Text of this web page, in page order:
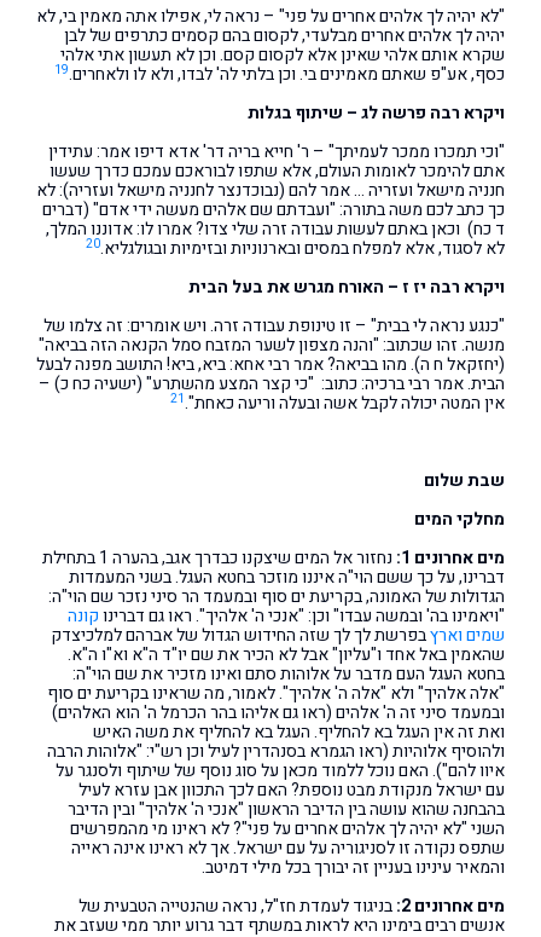
"לא יהיה לך אלהים אחרים על פני" – נראה לי, אפילו אתה מאמין בי, לא
יהיה לך אלהים אחרים מבלעדי, לקסום בהם קסמים כתרפים של לבן
שקרא אותם אלהי שאינן אלא לקסום קסם. וכן לא תעשון אתי אלהי
כסף, אע"פ שאתם מאמינים בי. וכן בלתי לה' לבדו, ולא לו ולאחרים.19
ויקרא רבה פרשה לג – שיתוף בגלות
"וכי תמכרו ממכר לעמיתך" – ר' חייא בריה דר' אדא דיפו אמר: עתידין
אתם להימכר לאומות העולם, אלא שתפו לבוראכם עמכם כדרך שעשו
חנניה מישאל ועזריה … אמר להם (נבוכדנצר לחנניה מישאל ועזריה): לא
כך כתב לכם משה בתורה: "ועבדתם שם אלהים מעשה ידי אדם" (דברים
ד כח) וכאן באתם לעשות עבודה זרה שלי צדו? אמרו לו: אדוננו המלך,
לא לסגוד, אלא למפלח במסים ובארנוניות ובזימיות ובגולגליא.20
ויקרא רבה יז ז – האורח מגרש את בעל הבית
"כנגע נראה לי בבית" – זו טינופת עבודה זרה. ויש אומרים: זה צלמו של
מנשה. זהו שכתוב: "והנה מצפון לשער המזבח סמל הקנאה הזה בביאה"
(יחזקאל ח ה). מהו בביאה? אמר רבי אחא: ביא, ביא! התושב מפנה לבעל
הבית. אמר רבי ברכיה: כתוב: "כי קצר המצע מהשתרע" (ישעיה כח כ) –
אין המטה יכולה לקבל אשה ובעלה וריעה כאחת".21
שבת שלום
מחלקי המים
מים אחרונים 1:
נחזור אל המים שיצקנו כבדרך אגב, בהערה 1 בתחילת
דברינו, על כך ששם הוי"ה איננו מוזכר בחטא העגל. בשני המעמדות
הגדולות של האמונה, בקריעת ים סוף ובמעמד הר סיני נזכר שם הוי"ה:
"ויאמינו בה' ובמשה עבדו" וכן: "אנכי ה' אלהיך". ראו גם דברינוקונה
שמים וארץבפרשת לך לך שזה החידוש הגדול של אברהם למלכיצדק
שהאמין באל אחד ו"עליון" אבל לא הכיר את שם יו"ד ה"א וא"ו ה"א.
בחטא העגל העם מדבר על אלוהות סתם ואינו מזכיר את שם הוי"ה:
"אלה אלהיך" ולא "אלה ה' אלהיך". לאמור, מה שראינו בקריעת ים סוף
ובמעמד סיני זה ה' אלהים (ראו גם אליהו בהר הכרמל ה' הוא האלהים)
ואת זה אין העגל בא להחליף. העגל בא להחליף את משה האיש
ולהוסיף אלוהיות (ראו הגמרא בסנהדרין לעיל וכן רש"י: "אלוהות הרבה
איוו להם"). האם נוכל ללמוד מכאן על סוג נוסף של שיתוף ולסנגר על
עם ישראל מנקודת מבט נוספת? האם לכך התכוון אבן עזרא לעיל
בהבחנה שהוא עושה בין הדיבר הראשון "אנכי ה' אלהיך" ובין הדיבר
השני "לא יהיה לך אלהים אחרים על פני"? לא ראינו מי מהמפרשים
שתפס נקודה זו לסניגוריה על עם ישראל. אך לא ראינו אינה ראייה
והמאיר עינינו בעניין זה יבורך בכל מילי דמיטב.
מים אחרונים 2:
בניגוד לעמדת חז"ל, נראה שהנטייה הטבעית של
אנשים רבים בימינו היא לראות במשתף דבר גרוע יותר ממי שעזב את